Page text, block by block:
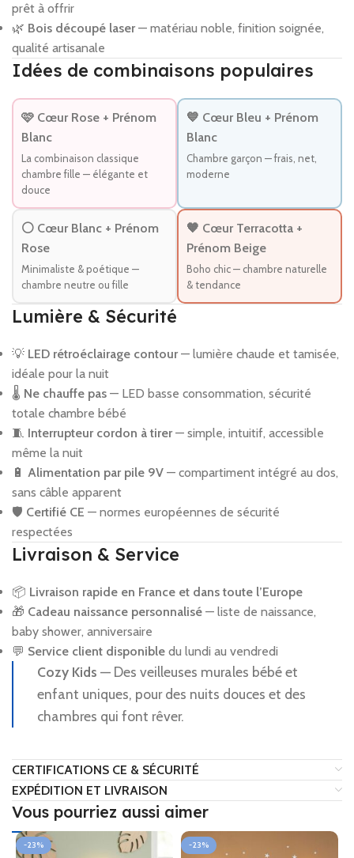
prêt à offrir
🌿 Bois découpé laser— matériau noble, finition soignée,
qualité artisanale
Idées de combinaisons populaires
🩷 Cœur Rose + Prénom
Blanc
La combinaison classique
chambre fille — élégante et
douce
💙 Cœur Bleu + Prénom
Blanc
Chambre garçon — frais, net,
moderne
⚪ Cœur Blanc + Prénom
Rose
Minimaliste & poétique —
chambre neutre ou fille
🧡 Cœur Terracotta +
Prénom Beige
Boho chic — chambre naturelle
& tendance
Lumière & Sécurité
💡 LED rétroéclairage contour— lumière chaude et tamisée,
idéale pour la nuit
🌡️ Ne chauffe pas — LED basse consommation, sécurité
totale chambre bébé
🧵 Interrupteur cordon à tirer— simple, intuitif, accessible
même la nuit
🔋 Alimentation par pile 9V — compartiment intégré au dos,
sans câble apparent
🛡️ Certifié CE — normes européennes de sécurité
respectées
Livraison & Service
📦 Livraison rapide en France et dans toute l’Europe
🎁 Cadeau naissance personnalisé — liste de naissance,
baby shower, anniversaire
💬 Service client disponible du lundi au vendredi
Cozy Kids — Des veilleuses murales bébé et
enfant uniques, pour des nuits douces et des
chambres qui font rêver.
CERTIFICATIONS CE & SÉCURITÉ
EXPÉDITION ET LIVRAISON
Vous pourriez aussi aimer
-23% -23%